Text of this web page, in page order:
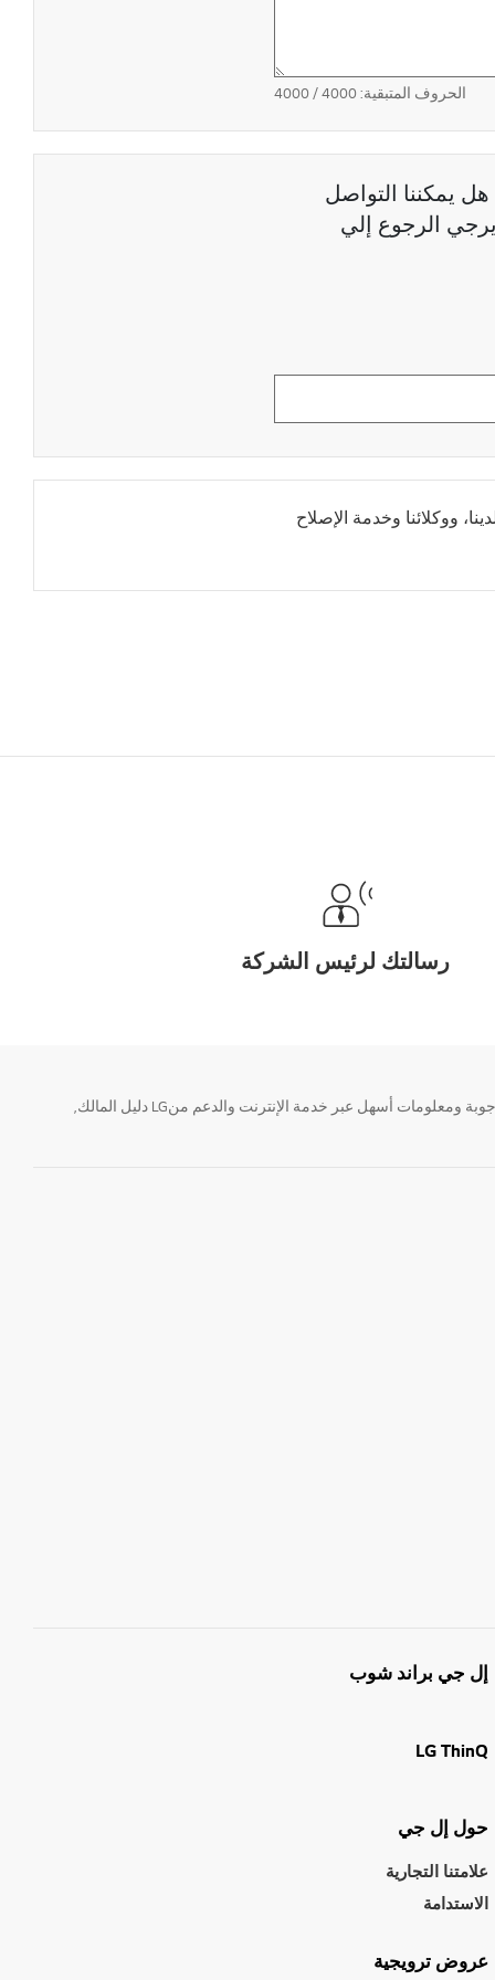
الحروف المتبقية:4000
/ 4000
يمكننا التواصل
الرجوع إلي
ووكلائنا وخدمة الإصلاح
رسالتك لرئيس الشركة
تحتاج معلومة؟ او لديك سؤال ؟ يمكننا المساعدة. سواء كنت فى حاجة الى حجز منتجك او التواصل مع احد ممثلى دعم LG أو الحصول على خدمة صيانة. إيجاد أجوبة ومعلومات أسهل عبر خدمة الإنترنت والدعم منLG دليل المالك,
إل جي براند شوب
LG ThinQ
حول إل جي
علامتنا التجارية
الاستدامة
عروض ترويجية